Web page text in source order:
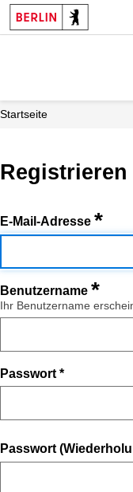
Startseite
Registrieren
E-Mail-Adresse *
Benutzername *
Ihr Benutzername
Passwort *
Passwort